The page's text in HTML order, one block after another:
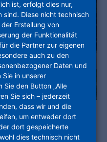
Walldorf. Foto: NHW
ist, erfolgt dies nur,
sind. Diese nicht technisch
Erstellung von
der Funktionalität
die Partner zur eigenen
auch zu den
Daten und
in unserer
Sie den Button „Alle
Sie sich – jederzeit
dass wir und die
um entweder dort
dort gespeicherte
dies technisch nicht